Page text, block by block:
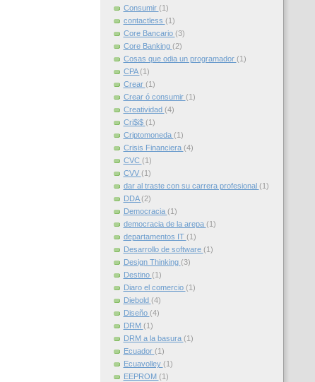
Consumir (1)
contactless (1)
Core Bancario (3)
Core Banking (2)
Cosas que odia un programador (1)
CPA(1)
Crear (1)
Crear ó consumir (1)
Creatividad (4)
Cri$i$ (1)
Criptomoneda (1)
Crisis Financiera (4)
CVC (1)
CVV (1)
dar al traste con su carrera profesional (1)
DDA(2)
Democracia (1)
democracia de la arepa (1)
departamentos IT (1)
Desarrollo de software (1)
Design Thinking (3)
Destino (1)
Diaro el comercio (1)
Diebold (4)
Diseño (4)
DRM (1)
DRM a la basura (1)
Ecuador (1)
Ecuavolley (1)
EEPROM (1)